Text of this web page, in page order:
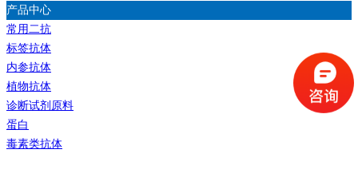
产品中心
常用二抗
标签抗体
内参抗体
植物抗体
诊断试剂原料
蛋白
毒素类抗体